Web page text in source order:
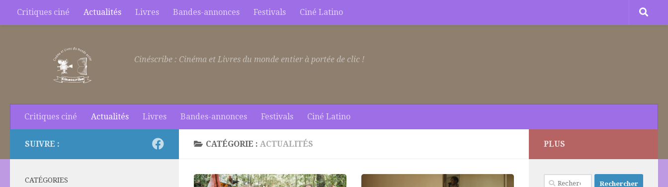
Skip to content
Critiques ciné Actualités Livres Bandes-annonces Festivals Ciné Latino
Cinéscribe : Cinéma et Livres du monde entier à portée de clic !
Critiques ciné Actualités Livres Bandes-annonces Festivals Ciné Latino
CATÉGORIE : ACTUALITÉS
SUIVRE :
CATÉGORIES
PLUS
Rechercher :